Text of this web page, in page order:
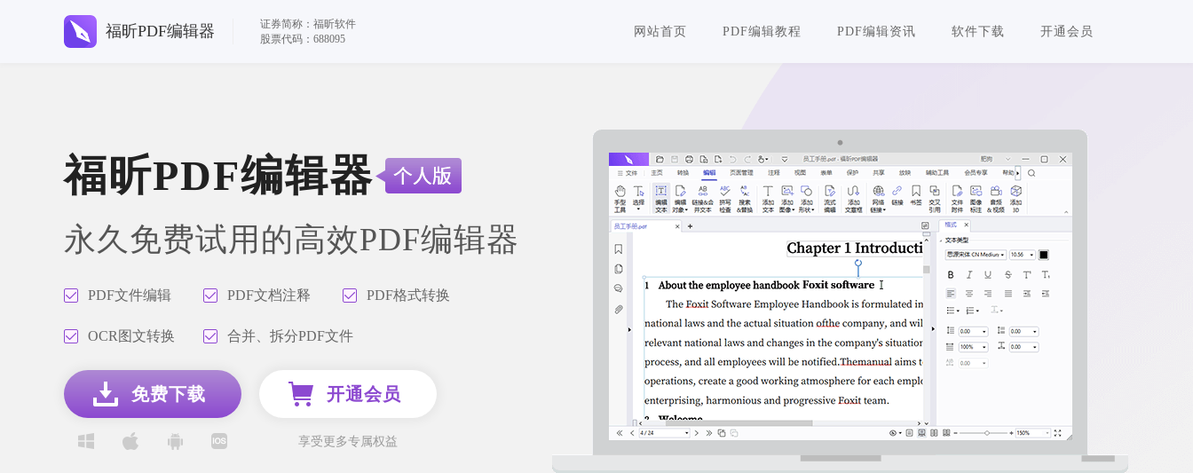
福昕PDF编辑器
证券简称：福昕软件
股票代码：688095
网站首页 PDF编辑教程 PDF编辑资讯 软件下载 开通会员
福昕PDF编辑器
永久免费试用的高效PDF编辑器
PDF文件编辑 PDF文档注释 PDF格式转换
OCR图文转换 合并、拆分PDF文件
免费下载 开通会员
享受更多专属权益